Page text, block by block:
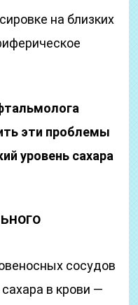
на близких
эти проблемы
уровень сахара
сосудов
в крови —